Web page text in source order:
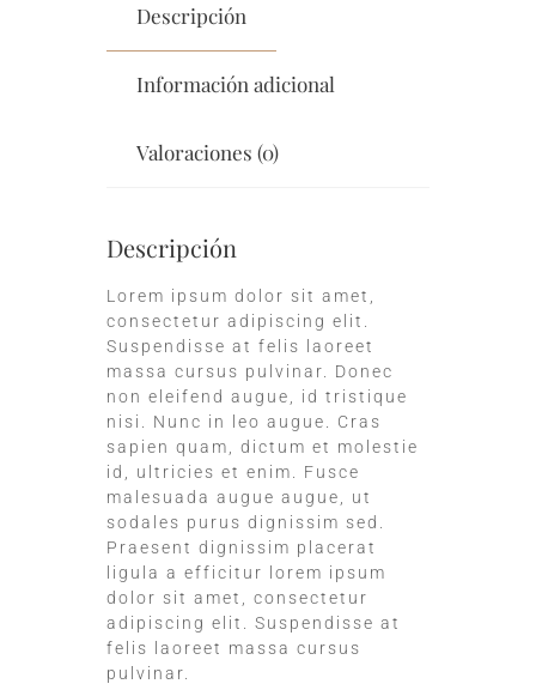
Descripción
Información adicional
Valoraciones (0)
Descripción
Lorem ipsum dolor sit amet,
consectetur adipiscing elit.
Suspendisse at felis laoreet
massa cursus pulvinar. Donec
non eleifend augue, id tristique
nisi. Nunc in leo augue. Cras
sapien quam, dictum et molestie
id, ultricies et enim. Fusce
malesuada augue augue, ut
sodales purus dignissim sed.
Praesent dignissim placerat
ligula a efficitur lorem ipsum
dolor sit amet, consectetur
adipiscing elit. Suspendisse at
felis laoreet massa cursus
pulvinar.